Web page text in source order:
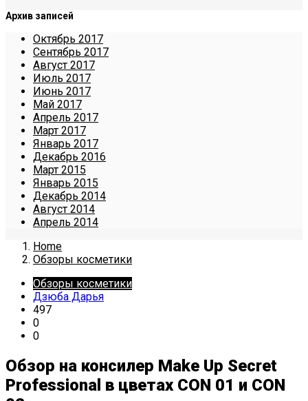
Архив записей
Октябрь 2017
Сентябрь 2017
Август 2017
Июль 2017
Июнь 2017
Май 2017
Апрель 2017
Март 2017
Январь 2017
Декабрь 2016
Март 2015
Январь 2015
Декабрь 2014
Август 2014
Апрель 2014
Home
Обзоры косметики
Обзоры косметики
Дзюба Дарья
497
0
0
Обзор на консилер Make Up Secret
Professional в цветах CON 01 и CON